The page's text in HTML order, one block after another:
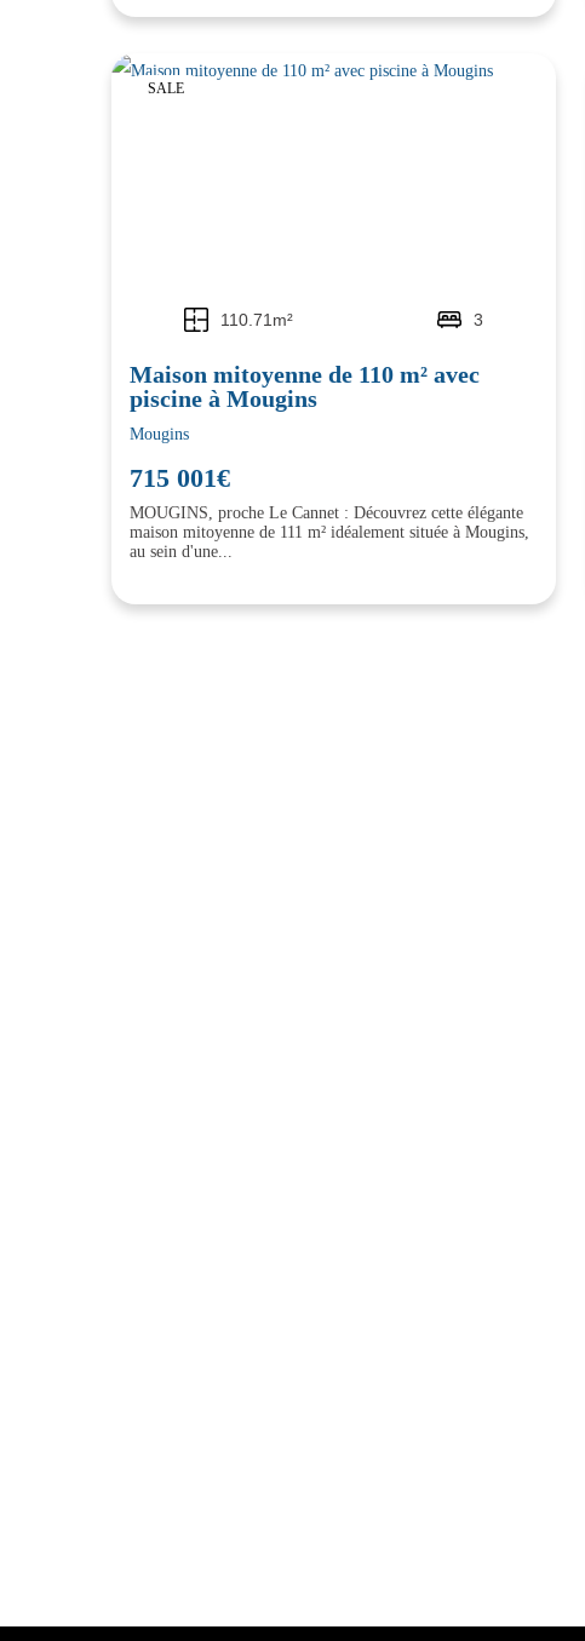
SALE
110.71m² 3
Maison mitoyenne de 110 m² avec
piscine à Mougins
Mougins
715 001€
MOUGINS, proche Le Cannet : Découvrez cette élégante
maison mitoyenne de 111 m² idéalement située à Mougins,
au sein d'une...